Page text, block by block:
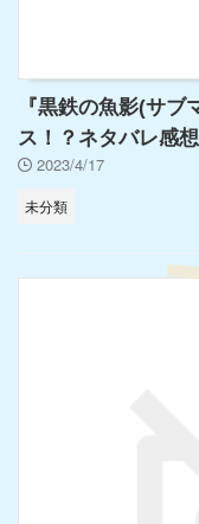
『黒鉄の魚影(サ
ス！？ネタバレ感想
2023/4/17
未分類